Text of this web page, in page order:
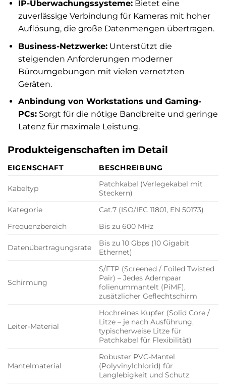
IP-Überwachungssysteme:Bietet eine
zuverlässige Verbindung für Kameras mit hoher
Auflösung, die große Datenmengen übertragen.
Business-Netzwerke:Unterstützt die
steigenden Anforderungen moderner
Büroumgebungen mit vielen vernetzten
Geräten.
Anbindung von Workstations und Gaming-
PCs:Sorgt für die nötige Bandbreite und geringe
Latenz für maximale Leistung.
Produkteigenschaften im Detail
EIGENSCHAFT BESCHREIBUNG
Kabeltyp
Patchkabel (Verlegekabel mit
Steckern)
Kategorie
Cat.7 (ISO/IEC 11801, EN 50173)
Frequenzbereich
Bis zu 600 MHz
Datenübertragungsrate
Bis zu 10 Gbps (10 Gigabit
Ethernet)
Schirmung
S/FTP (Screened / Foiled Twisted
Pair) – Jedes Adernpaar
folienummantelt (PiMF),
zusätzlicher Geflechtschirm
Leiter-Material
Hochreines Kupfer (Solid Core /
Litze – je nach Ausführung,
typischerweise Litze für
Patchkabel für Flexibilität)
Mantelmaterial
Robuster PVC-Mantel
(Polyvinylchlorid) für
Langlebigkeit und Schutz